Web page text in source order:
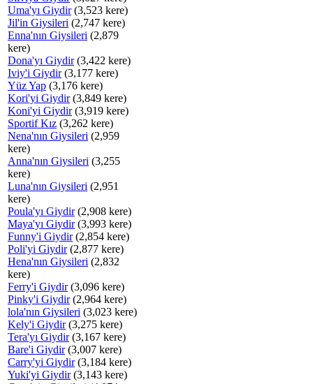
Uma'yı Giydir(3,523 kere)
Jil'in Giysileri (2,747 kere)
Enna'nın Giysileri (2,879
kere)
Dona'yı Giydir(3,422 kere)
Iviy'i Giydir(3,177 kere)
Yüz Yap (3,176 kere)
Kori'yi Giydir(3,849 kere)
Koni'yi Giydir(3,919 kere)
Sportif Kız (3,262 kere)
Nena'nın Giysileri (2,959
kere)
Anna'nın Giysileri (3,255
kere)
Luna'nın Giysileri (2,951
kere)
Poula'yı Giydir(2,908 kere)
Maya'yı Giydir(3,993 kere)
Funny'i Giydir(2,854 kere)
Poli'yi Giydir(2,877 kere)
Hena'nın Giysileri (2,832
kere)
Ferry'i Giydir(3,096 kere)
Pinky'i Giydir(2,964 kere)
lola'nın Giysileri (3,023 kere)
Kely'i Giydir(3,275 kere)
Tera'yı Giydir(3,167 kere)
Bare'i Giydir(3,007 kere)
Carry'yi Giydir(3,184 kere)
Yuki'yi Giydir(3,143 kere)